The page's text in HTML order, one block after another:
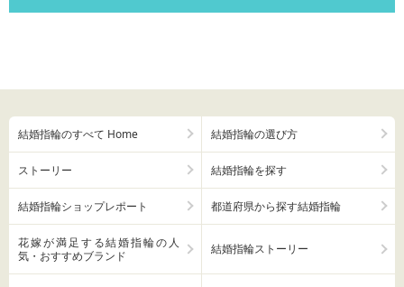
結婚指輪のすべて Home 結婚指輪の選び方
ストーリー 結婚指輪を探す
結婚指輪ショップレポート 都道府県から探す結婚指輪
花嫁が満足する結婚指輪の人
気・おすすめブランド
結婚指輪ストーリー